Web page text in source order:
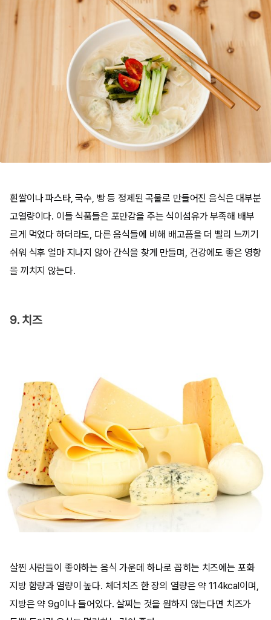
흰쌀이나 파스타, 국수, 빵 등 정제된 곡물로 만들어진 음식은 대부분
고열량이다. 이들 식품들은 포만감을 주는 식이섬유가 부족해 배부
르게 먹었다 하더라도, 다른 음식들에 비해 배고픔을 더 빨리 느끼기
쉬워 식후 얼마 지나지 않아 간식을 찾게 만들며, 건강에도 좋은 영향
을 끼치지 않는다.
9. 치즈
살찐 사람들이 좋아하는 음식 가운데 하나로 꼽히는 치즈에는 포화
지방 함량과 열량이 높다. 체더치즈 한 장의 열량은 약 114kcal이며,
지방은 약 9g이나 들어있다. 살찌는 것을 원하지 않는다면 치즈가